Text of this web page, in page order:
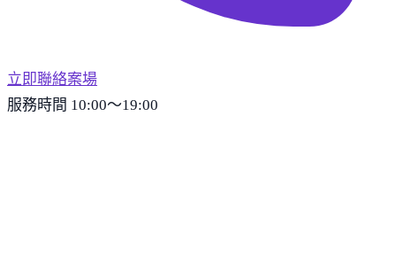
立即聯絡案場
服務時間 10:00～19:00